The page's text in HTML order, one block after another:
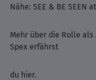
Nähe: SEE & BE SEEN
Mehr über die Rolle
Spex erfährst
du hier.